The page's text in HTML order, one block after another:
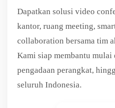
Dapatkan solusi video
kantor, ruang meeting,
collaboration bersama tim
Kami siap membantu
pengadaan perangkat,
seluruh Indonesia.